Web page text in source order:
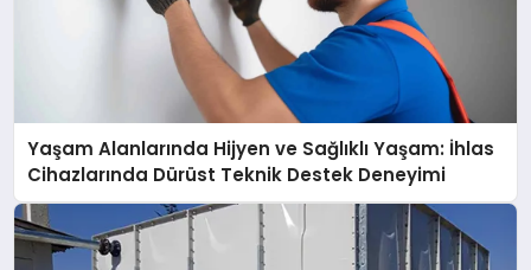
Yaşam Alanlarında Hijyen ve Sağlıklı Yaşam: İhlas
Cihazlarında Dürüst Teknik Destek Deneyimi